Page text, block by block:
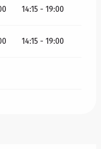
14:15 - 19:00
14:15 - 19:00